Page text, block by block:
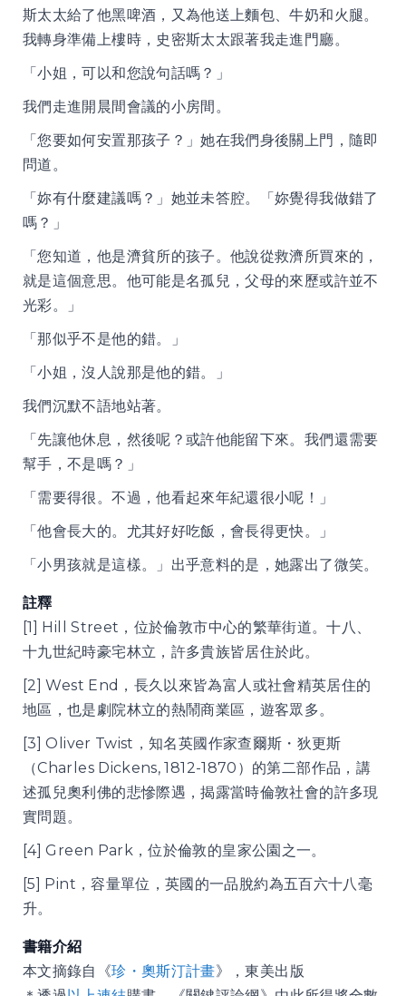
斯太太給了他黑啤酒，又為他送上麵包、牛奶和火腿。
我轉身準備上樓時，史密斯太太跟著我走進門廳。
「小姐，可以和您說句話嗎？」
我們走進開晨間會議的小房間。
「您要如何安置那孩子？」她在我們身後關上門，隨即
問道。
「妳有什麼建議嗎？」她並未答腔。「妳覺得我做錯了
嗎？」
「您知道，他是濟貧所的孩子。他說從救濟所買來的，
就是這個意思。他可能是名孤兒，父母的來歷或許並不
光彩。」
「那似乎不是他的錯。」
「小姐，沒人說那是他的錯。」
我們沉默不語地站著。
「先讓他休息，然後呢？或許他能留下來。我們還需要
幫手，不是嗎？」
「需要得很。不過，他看起來年紀還很小呢！」
「他會長大的。尤其好好吃飯，會長得更快。」
「小男孩就是這樣。」出乎意料的是，她露出了微笑。
註釋
[1] Hill Street，位於倫敦市中心的繁華街道。十八、
十九世紀時豪宅林立，許多貴族皆居住於此。
[2] West End，長久以來皆為富人或社會精英居住的
地區，也是劇院林立的熱鬧商業區，遊客眾多。
[3] Oliver Twist，知名英國作家查爾斯・狄更斯
（Charles Dickens, 1812-1870）的第二部作品，講
述孤兒奧利佛的悲慘際遇，揭露當時倫敦社會的許多現
實問題。
[4] Green Park，位於倫敦的皇家公園之一。
[5] Pint，容量單位，英國的一品脫約為五百六十八毫
升。
書籍介紹
本文摘錄自《珍・奧斯汀計畫》，東美出版